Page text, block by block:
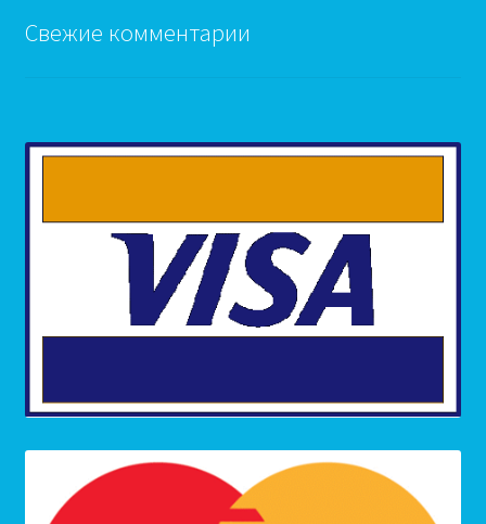
Свежие комментарии